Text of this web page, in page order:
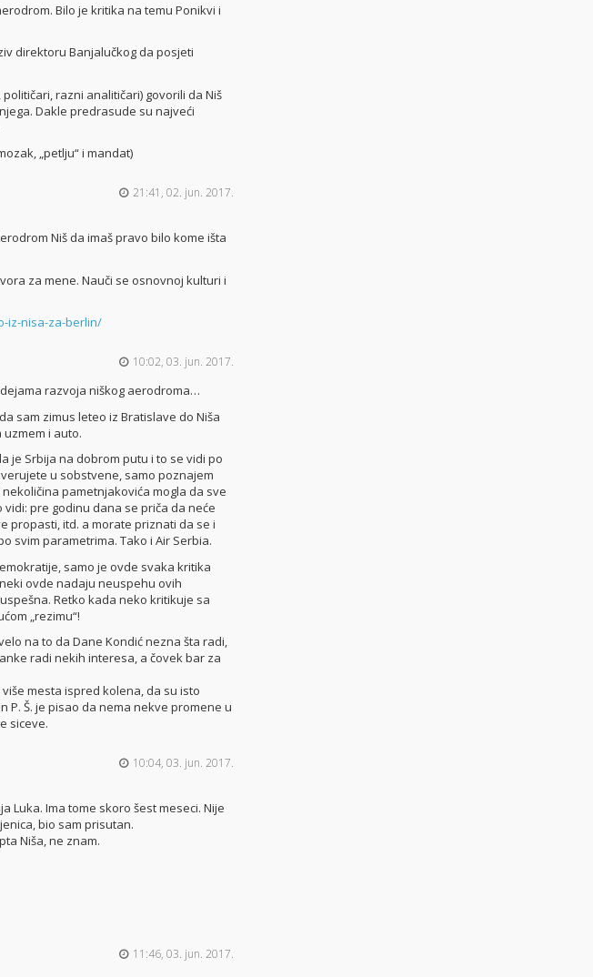
Bilo je kritika na temu Ponikvi i
direktoru Banjalučkog da posjeti
razni analitičari) govorili da Niš
Dakle predrasude su najveći
„petlju“ i mandat)
21:41, 02. jun. 2017.
Niš da imaš pravo bilo kome išta
za mene. Nauči se osnovnoj kulturi i
iz-nisa-za-berlin/
10:02, 03. jun. 2017.
razvoja niškog aerodroma…
sam zimus leteo iz Bratislave do Niša
i auto.
je Srbija na dobrom putu i to se vidi po
u sobstvene, samo poznajem
pametnjakovića mogla da sve
pre godinu dana se priča da neće
propasti, itd. a morate priznati da se i
svim parametrima. Tako i Air Serbia.
samo je ovde svaka kritika
ovde nadaju neuspehu ovih
Retko kada neko kritikuje sa
„rezimu“!
na to da Dane Kondić nezna šta radi,
radi nekih interesa, a čovek bar za
mesta ispred kolena, da su isto
P. Š. je pisao da nema nekve promene u
siceve.
10:04, 03. jun. 2017.
Luka. Ima tome skoro šest meseci. Nije
bio sam prisutan.
Niša, ne znam.
11:46, 03. jun. 2017.